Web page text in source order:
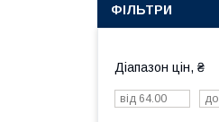
ФІЛЬТРИ
Діапазон цін, ₴